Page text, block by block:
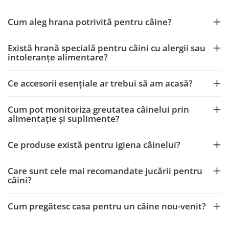
Cum aleg hrana potrivită pentru câine?
Există hrană specială pentru câini cu alergii sau
intoleranțe alimentare?
Ce accesorii esențiale ar trebui să am acasă?
Cum pot monitoriza greutatea câinelui prin
alimentație și suplimente?
Ce produse există pentru igiena câinelui?
Care sunt cele mai recomandate jucării pentru
câini?
Cum pregătesc casa pentru un câine nou-venit?